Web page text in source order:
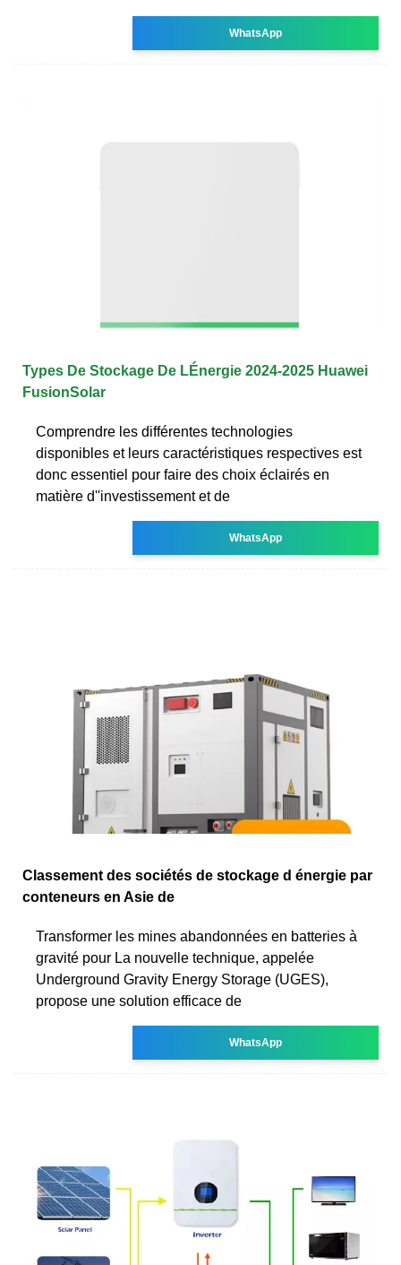
WhatsApp
Types De Stockage De LÉnergie 2024-2025 Huawei
FusionSolar
Comprendre les différentes technologies
disponibles et leurs caractéristiques respectives est
donc essentiel pour faire des choix éclairés en
matière d''investissement et de
WhatsApp
Classement des sociétés de stockage d énergie par
conteneurs en Asie de
Transformer les mines abandonnées en batteries à
gravité pour La nouvelle technique, appelée
Underground Gravity Energy Storage (UGES),
propose une solution efficace de
WhatsApp